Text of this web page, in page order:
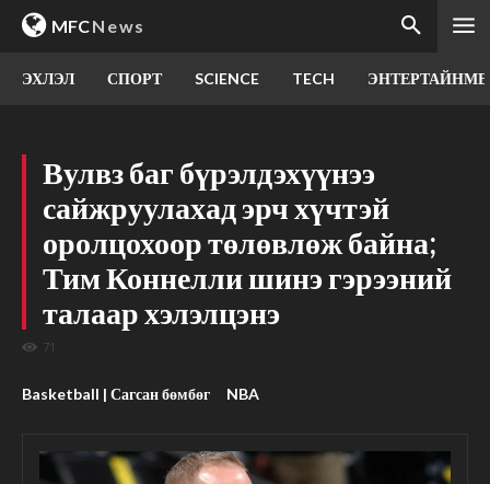
MFCNews
ЭХЛЭЛ СПОРТ SCIENCE TECH
Вулвз баг бүрэлдэхүүнээ
сайжруулахад эрч хүчтэй
оролцохоор төлөвлөж байна;
Тим Коннелли шинэ гэрээний
талаар хэлэлцэнэ
71
Basketball | Сагсан бөмбөг NBA